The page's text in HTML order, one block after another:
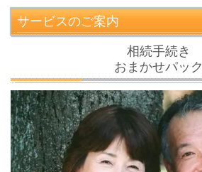
サービスのご案内
相続手続き
おまかせパック